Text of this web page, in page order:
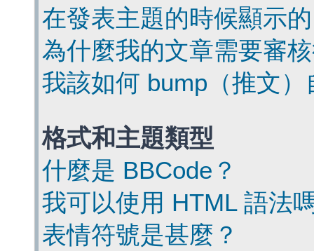
在發表主題的時候顯示
為什麼我的文章需要審
我該如何 bump（推文
格式和主題類型
什麼是 BBCode？
我可以使用 HTML 語法
表情符號是甚麼？